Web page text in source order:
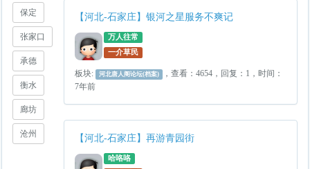
保定
张家口
承德
衡水
廊坊
沧州
【河北-石家庄】银河之星服务不爽记
万人往常
一介草民
板块: 河北唐人阁论坛(档案)
，查看：4654，回复：1，时间：
7年前
【河北-石家庄】再游青园街
哈咯咯